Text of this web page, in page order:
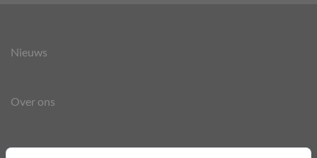
Nieuws
Over ons
Agenda